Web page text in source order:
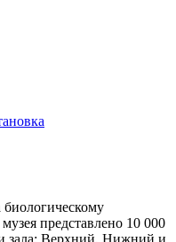
представлено 10 000